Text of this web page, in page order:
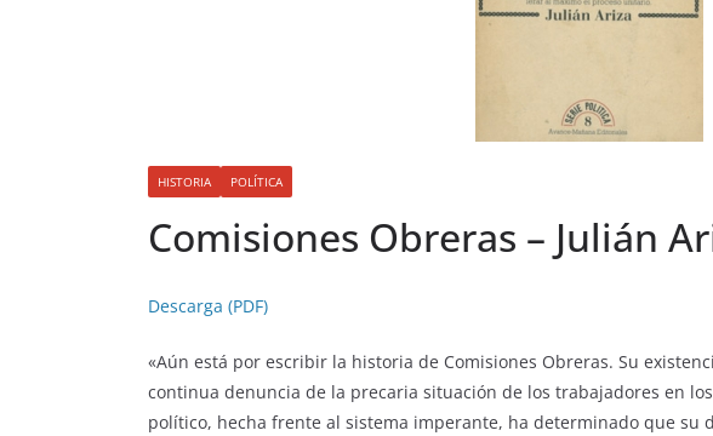
HISTORIA POLÍTICA
Comisiones Obreras – Julián
Descarga (PDF)
«Aún está por escribir la historia de Comisiones Obreras. Su
continua denuncia de la precaria situación de los trabajadores en
político, hecha frente al sistema imperante, ha determinado que su